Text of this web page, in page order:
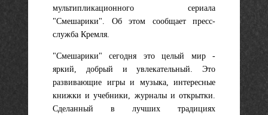
мультипликационного сериала
"Смешарики". Об этом сообщает пресс-
служба Кремля.
"Смешарики" сегодня это целый мир -
яркий, добрый и увлекательный. Это
развивающие игры и музыка, интересные
книжки и учебники, журналы и открытки.
Сделанный в лучших традициях